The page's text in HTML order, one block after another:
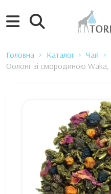
Головна Каталог Чай
Оолонг зі смородиною Waka,